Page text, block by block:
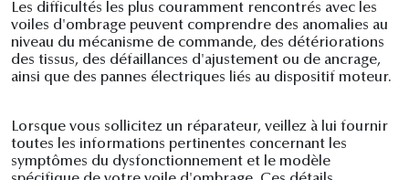
Les difficultés les plus couramment rencontrés avec les
voiles d'ombrage peuvent comprendre des anomalies au
niveau du mécanisme de commande, des détériorations
des tissus, des défaillances d'ajustement ou de ancrage,
ainsi que des pannes électriques liés au dispositif moteur.
Lorsque vous sollicitez un réparateur, veillez à lui fournir
toutes les informations pertinentes concernant les
symptômes du dysfonctionnement et le modèle